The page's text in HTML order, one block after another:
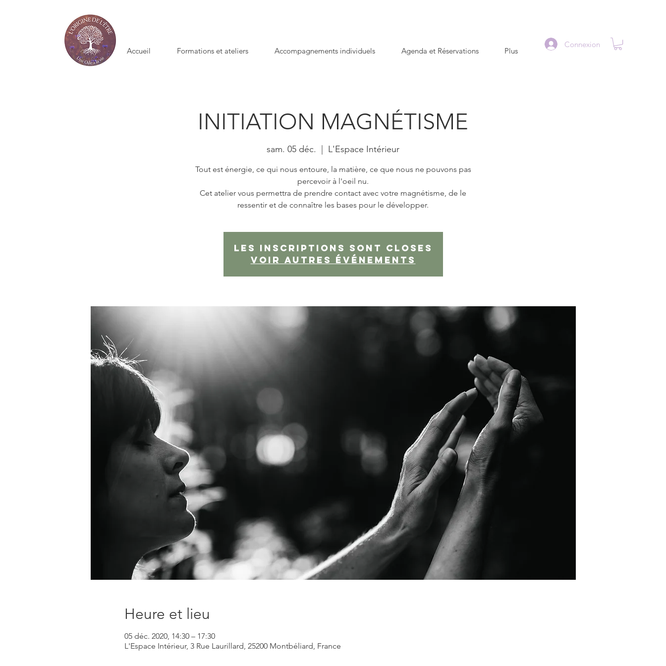
Accueil Formations et ateliers Accompagnements individuels Agenda et Réservations Plus
Connexion
INITIATION MAGNÉTISME
sam. 05 déc. L'Espace Intérieur
Tout est énergie, ce qui nous entoure, la matière, ce que nous ne pouvons pas
percevoir à l'oeil nu.
Cet atelier vous permettra de prendre contact avec votre magnétisme, de le
Les inscriptions sont closes
Voir autres événements
Heure et lieu
05 déc. 2020, 14:30 – 17:30
L'Espace Intérieur, 3 Rue Laurillard, 25200 Montbéliard, France